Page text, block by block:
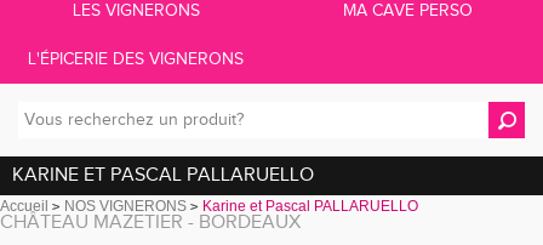
LES VIGNERONS MA CAVE PERSO
L'ÉPICERIE DES VIGNERONS
Accueil NOS VIGNERONS Karine et Pascal PALLARUELLO
KARINE ET PASCAL PALLARUELLO
CHÂTEAU MAZETIER - BORDEAUX